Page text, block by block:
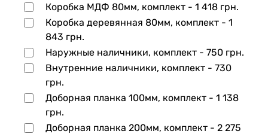
Коробка МДФ 80мм, комплект - 1 418 грн.
Коробка деревянная 80мм, комплект - 1
843 грн.
Наружные наличники, комплект - 750 грн.
Внутренние наличники, комплект - 730
грн.
Доборная планка 100мм, комплект - 1 138
грн.
Доборная планка 200мм, комплект - 2 275